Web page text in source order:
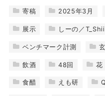
寄稿 2025年3月
展示 しーの／
ベンチマーク計測
飲酒 48回 花
食醋 えも研